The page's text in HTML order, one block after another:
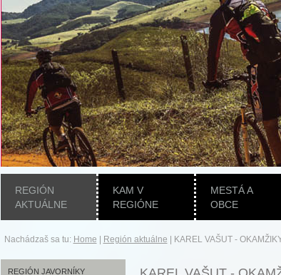
REGIÓN
AKTUÁLNE
KAM V
REGIÓNE
MESTÁ A
OBCE
Nachádzaš sa tu: Home Región aktuálne KAREL VAŠUT -
REGIÓN JAVORNÍKY